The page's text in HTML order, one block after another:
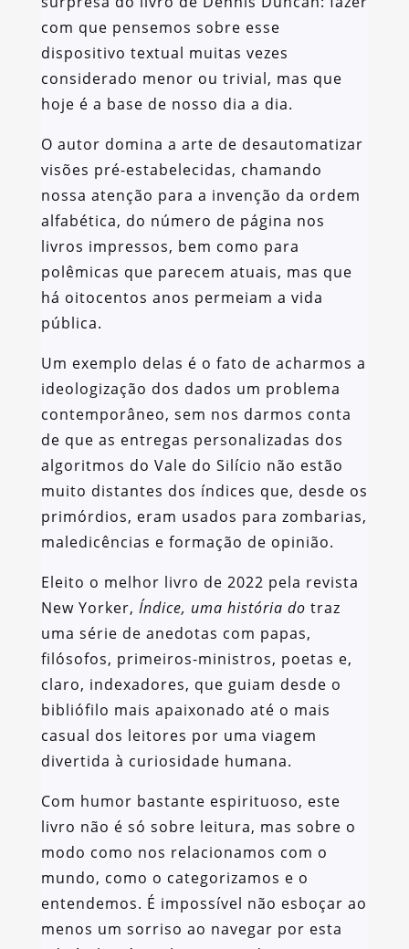
com que pensemos sobre esse
dispositivo textual muitas vezes
considerado menor ou trivial, mas que
hoje é a base de nosso dia a dia.
O autor domina a arte de desautomatizar
visões pré-estabelecidas, chamando
nossa atenção para a invenção da ordem
alfabética, do número de página nos
livros impressos, bem como para
polêmicas que parecem atuais, mas que
há oitocentos anos permeiam a vida
pública.
Um exemplo delas é o fato de acharmos a
ideologização dos dados um problema
contemporâneo, sem nos darmos conta
de que as entregas personalizadas dos
algoritmos do Vale do Silício não estão
muito distantes dos índices que, desde os
primórdios, eram usados para zombarias,
maledicências e formação de opinião.
Eleito o melhor livro de 2022 pela revista
New Yorker, Índice, uma história do traz
uma série de anedotas com papas,
filósofos, primeiros-ministros, poetas e,
claro, indexadores, que guiam desde o
bibliófilo mais apaixonado até o mais
casual dos leitores por uma viagem
divertida à curiosidade humana.
Com humor bastante espirituoso, este
livro não é só sobre leitura, mas sobre o
modo como nos relacionamos com o
mundo, como o categorizamos e o
entendemos. É impossível não esboçar ao
menos um sorriso ao navegar por esta